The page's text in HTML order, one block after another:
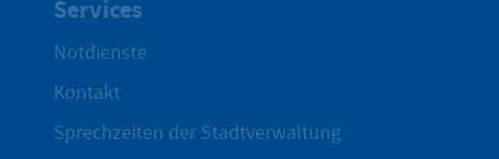
Services
Notdienste
Kontakt
Sprechzeiten der Stadtverwaltung